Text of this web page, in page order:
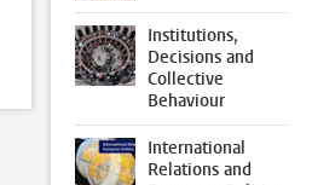
Institutions,
Decisions and
Collective
Behaviour
International
Relations and